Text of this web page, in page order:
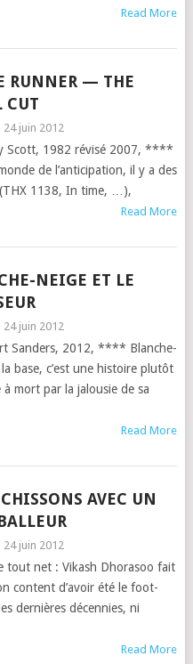
Read More
RUNNER — THE
CUT
24 juin 2012
Scott, 1982 révisé 2007, ****
de l’an­tic­i­pa­tion, il y a des
1138, In time, …),
Read More
NEIGE ET LE
24 juin 2012
Sanders, 2012, **** Blanche-
base, c’est une his­toire plutôt
mort par la jalousie de sa
Read More
AVEC UN
24 juin 2012
tout net : Vikash Dho­ra­soo fait
con­tent d’avoir été le foot­
dernières décen­nies, ni
Read More